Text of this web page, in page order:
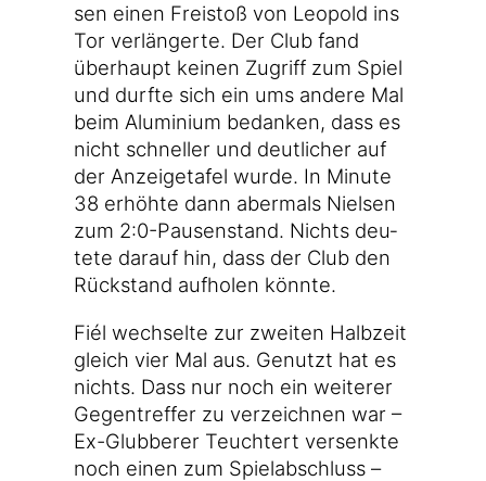
sen einen Frei­stoß von Leo­pold ins
Tor ver­län­ger­te. Der Club fand
über­haupt kei­nen Zugriff zum Spiel
und durf­te sich ein ums ande­re Mal
beim Alu­mi­ni­um bedan­ken, dass es
nicht schnel­ler und deut­li­cher auf
der Anzei­ge­ta­fel wur­de. In Minu­te
38 erhöh­te dann aber­mals Niel­sen
zum 2:0-Pausenstand. Nichts deu­
te­te dar­auf hin, dass der Club den
Rück­stand auf­ho­len könnte.
Fiél wech­sel­te zur zwei­ten Halb­zeit
gleich vier Mal aus. Genutzt hat es
nichts. Dass nur noch ein wei­te­rer
Gegen­tref­fer zu ver­zeich­nen war –
Ex-Glubberer Teucht­ert ver­senk­te
noch einen zum Spiel­ab­schluss –